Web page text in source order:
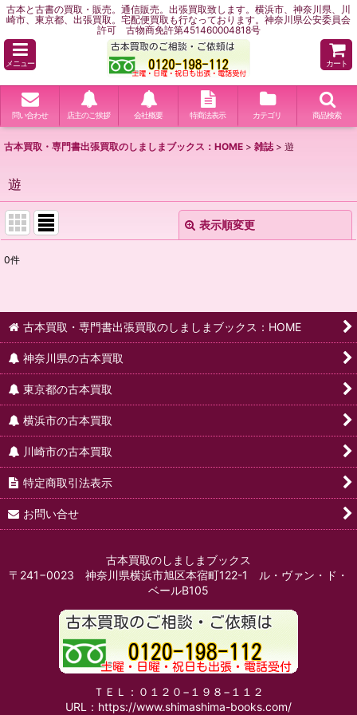
古本と古書の買取・販売。通信販売。出張買取致します。横浜市、神奈川県、川
崎市、東京都、出張買取。宅配便買取も行なっております。神奈川県公安委員会
許可 古物商免許第451460004818号
メニュー カート
問い合わせ 店主のご挨拶 会社概要 特商法表示 カテゴリ 商品検索
古本買取・専門書出張買取のしましまブックス：HOME > 雑誌 > 遊
遊
表示順変更
並び順:
0件
古本買取・専門書出張買取のしましまブックス：HOME
神奈川県の古本買取
東京都の古本買取
横浜市の古本買取
川崎市の古本買取
特定商取引法表示
お問い合せ
古本買取のしましまブックス
〒241−0023 神奈川県横浜市旭区本宿町122-1 ル・ヴァン・ド・
ベールB105
ＴＥＬ：０１２０−１９８−１１２
URL：https://www.shimashima-books.com/